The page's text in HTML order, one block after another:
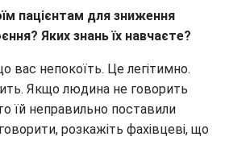
пацієнтам для зниження
Яких знань їх навчаєте?
вас непокоїть. Це легітимно.
Якщо людина не говорить
їй неправильно поставили
розкажіть фахівцеві, що